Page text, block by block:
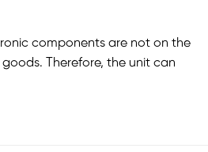
components are not on the
Therefore, the unit can